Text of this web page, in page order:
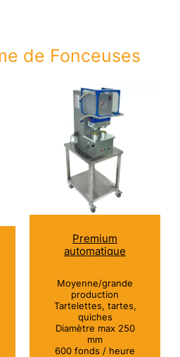
de Fonceuses
Premium
automatique
Moyenne/grande
production
Tartelettes, tartes,
quiches
Diamètre max 250
mm
600 fonds / heure